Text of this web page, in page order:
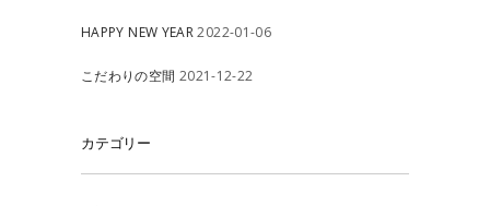
HAPPY NEW YEAR 2022-01-06
こだわりの空間 2021-12-22
カテゴリー